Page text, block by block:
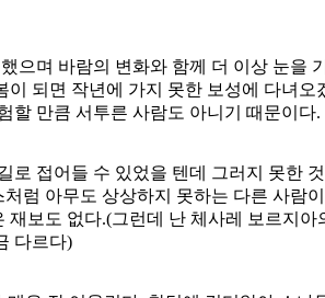
으며 바람의 변화와 함께 더 이상 눈을
되면 작년에 가지 못한 보성에 다녀
할 만큼 서투른 사람도 아니기 때문이다.
접어들 수 있었을 텐데 그러지 못한
럼 아무도 상상하지 못하는 다른 사람
보도 없다.(그런데 난 체사레 보르지아
다르다)